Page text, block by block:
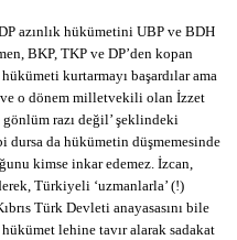
azınlık hükümetini UBP ve BDH
BKP, TKP ve DP’den kopan
kurtarmayı başardılar ama
o dönem milletvekili olan İzzet
gönlüm razı değil’ şeklindeki
dursa da hükümetin düşmemesinde
kimse inkar edemez. İzcan,
Türkiyeli ‘uzmanlarla’ (!)
Türk Devleti anayasasını bile
lehine tavır alarak sadakat